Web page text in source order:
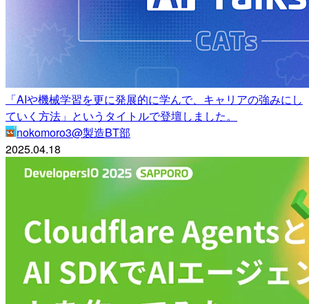
「AIや機械学習を更に発展的に学んで、キャリアの強みにし
ていく方法」というタイトルで登壇しました。
nokomoro3@製造BT部
2025.04.18